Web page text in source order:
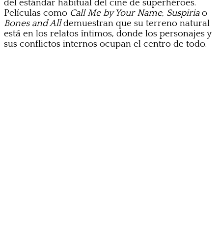
del estándar habitual del cine de superhéroes.
Películas como Call Me by Your Name, Suspiriao
Bones and Alldemuestran que su terreno natural
está en los relatos íntimos, donde los personajes y
sus conflictos internos ocupan el centro de todo.